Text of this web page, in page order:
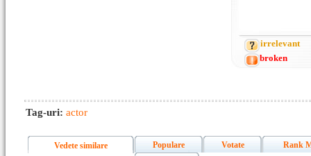
irrelevant
broken
Tag-uri: actor
Vedete similare Populare Votate
Rank